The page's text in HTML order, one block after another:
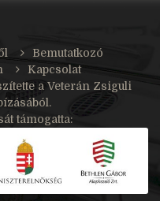
Bemutatkozó
Kapcsolat
a Veterán Zsiguli
támogatta: